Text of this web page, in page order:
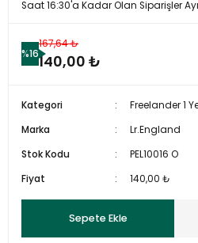
Saat 16:30'a Kadar Olan Siparişler
%16
167,64 ₺
140,00 ₺
Kategori
Freelander 1
Marka
Lr.England
Stok Kodu
PEL10016 O
Fiyat
140,00 ₺
Sepete Ekle